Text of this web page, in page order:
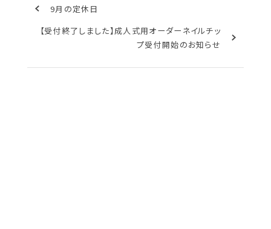
9月の定休日
【受付終了しました】成人式用オーダーネイルチッ
プ受付開始のお知らせ